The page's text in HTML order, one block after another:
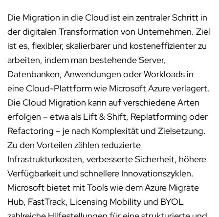
Die Migration in die Cloud ist ein zentraler Schritt in
der digitalen Transformation von Unternehmen. Ziel
ist es, flexibler, skalierbarer und kosteneffizienter zu
arbeiten, indem man bestehende Server,
Datenbanken, Anwendungen oder Workloads in
eine Cloud-Plattform wie Microsoft Azure verlagert.
Die Cloud Migration kann auf verschiedene Arten
erfolgen – etwa als Lift & Shift, Replatforming oder
Refactoring – je nach Komplexität und Zielsetzung.
Zu den Vorteilen zählen reduzierte
Infrastrukturkosten, verbesserte Sicherheit, höhere
Verfügbarkeit und schnellere Innovationszyklen.
Microsoft bietet mit Tools wie dem Azure Migrate
Hub, FastTrack, Licensing Mobility und BYOL